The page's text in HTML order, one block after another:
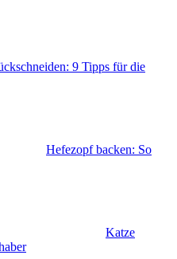
9 Tipps für die
Hefezopf backen: So
Katze